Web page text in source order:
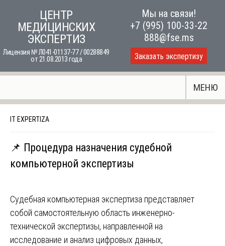
content
ЦЕНТР
МЕДИЦИНСКИХ
ЭКСПЕРТИЗ
Лицензия № Л041-01137-77 / 00288849
от 21.08.2013 года
Мы на связи!
+7 (995) 100-33-22
888@fse.ms
Заказать экспертизу
МЕНЮ
IT EXPERTIZA
📌 Процедура назначения судебной
компьютерной экспертизы
Судебная компьютерная экспертиза представляет
собой самостоятельную область инженерно-
технической экспертизы, направленной на
исследование и анализ цифровых данных,